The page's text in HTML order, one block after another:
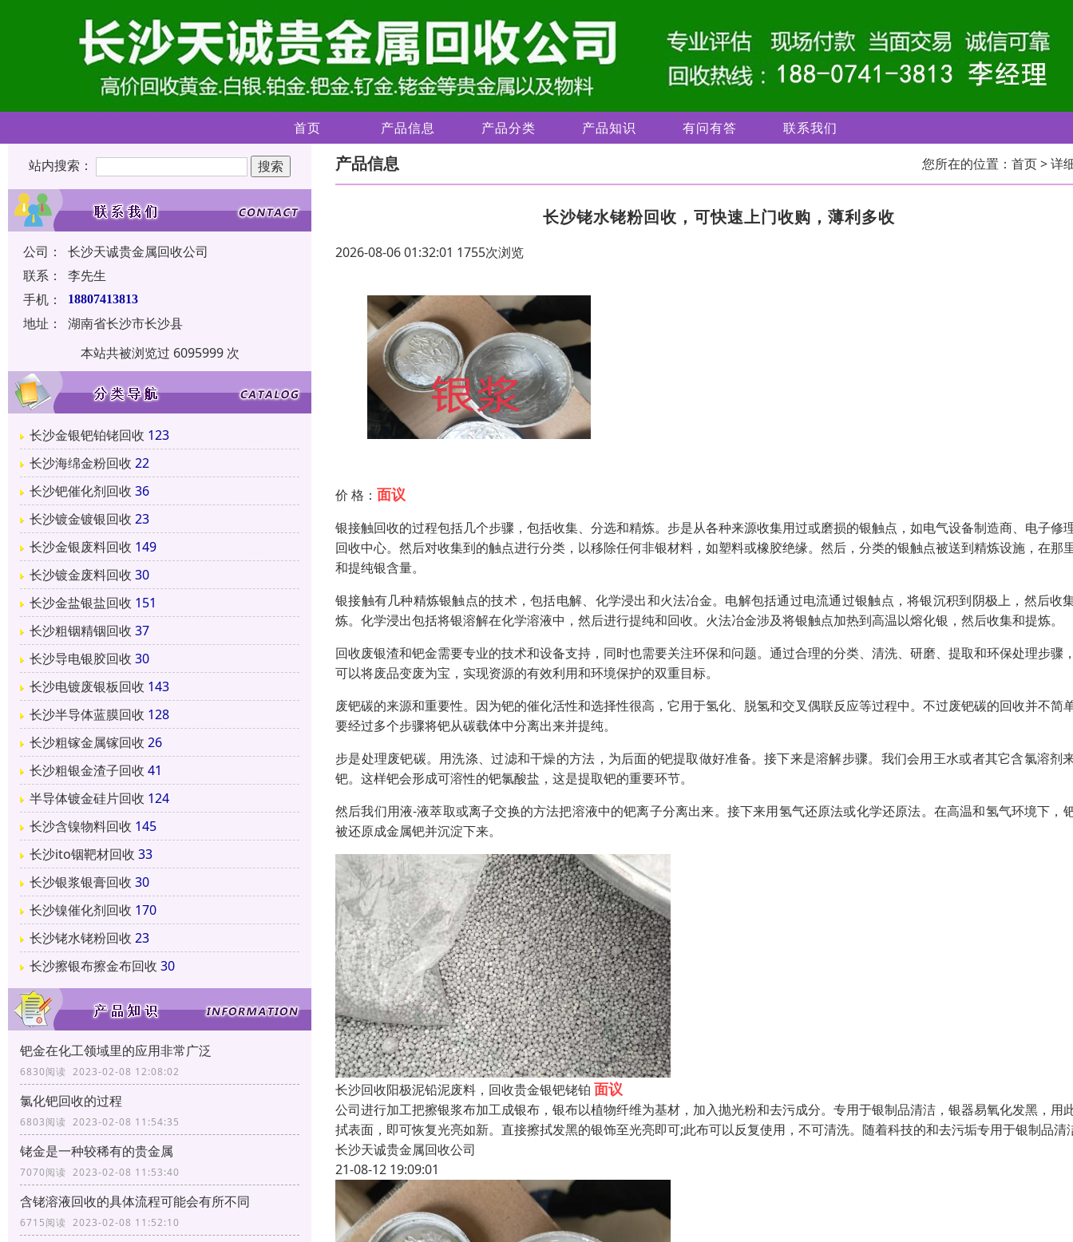
首页 产品信息 产品分类 产品知识 有问有答 联系我们
站内搜索：
公司：
长沙天诚贵金属回收公司
联系：
李先生
手机：
18807413813
地址：
湖南省长沙市长沙县
本站共被浏览过 6095999 次
长沙金银钯铂铑回收 123
长沙海绵金粉回收 22
长沙钯催化剂回收 36
长沙镀金镀银回收 23
长沙金银废料回收 149
长沙镀金废料回收 30
长沙金盐银盐回收 151
长沙粗铟精铟回收 37
长沙导电银胶回收 30
长沙电镀废银板回收 143
长沙半导体蓝膜回收 128
长沙粗镓金属镓回收 26
长沙粗银金渣子回收 41
半导体镀金硅片回收 124
长沙含镍物料回收 145
长沙ito铟靶材回收 33
长沙银浆银膏回收 30
长沙镍催化剂回收 170
长沙铑水铑粉回收 23
长沙擦银布擦金布回收 30
钯金在化工领域里的应用非常广泛
6830阅读 2023-02-08 12:08:02
氯化钯回收的过程
6803阅读 2023-02-08 11:54:35
铑金是一种较稀有的贵金属
7070阅读 2023-02-08 11:53:40
含铑溶液回收的具体流程可能会有所不同
6715阅读 2023-02-08 11:52:10
产品信息 您所在的位置： 首页> 详
长沙铑水铑粉回收，可快速上门收购，薄利多收
2026-08-06 01:32:01 1755次浏览
价 格： 面议
银接触回收的过程包括几个步骤，包括收集、分选和精炼。步是从各种来源收集用过或磨损的银触点，如电气设备制造商、电子修
回收中心。然后对收集到的触点进行分类，以移除任何非银材料，如塑料或橡胶绝缘。然后，分类的银触点被送到精炼设施，在那
和提纯银含量。
银接触有几种精炼银触点的技术，包括电解、化学浸出和火法冶金。电解包括通过电流通过银触点，将银沉积到阴极上，然后收
炼。化学浸出包括将银溶解在化学溶液中，然后进行提纯和回收。火法冶金涉及将银触点加热到高温以熔化银，然后收集和提炼。
回收废银渣和钯金需要专业的技术和设备支持，同时也需要关注环保和问题。通过合理的分类、清洗、研磨、提取和环保处理步骤
可以将废品变废为宝，实现资源的有效利用和环境保护的双重目标。
废钯碳的来源和重要性。因为钯的催化活性和选择性很高，它用于氢化、脱氢和交叉偶联反应等过程中。不过废钯碳的回收并不简
要经过多个步骤将钯从碳载体中分离出来并提纯。
步是处理废钯碳。用洗涤、过滤和干燥的方法，为后面的钯提取做好准备。接下来是溶解步骤。我们会用王水或者其它含氯溶剂
钯。这样钯会形成可溶性的钯氯酸盐，这是提取钯的重要环节。
然后我们用液-液萃取或离子交换的方法把溶液中的钯离子分离出来。接下来用氢气还原法或化学还原法。在高温和氢气环境下，
被还原成金属钯并沉淀下来。
长沙回收阳极泥铅泥废料，回收贵金银钯铑铂 面议
公司进行加工把擦银浆布加工成银布，银布以植物纤维为基材，加入抛光粉和去污成分。专用于银制品清洁，银器易氧化发黑，用
拭表面，即可恢复光亮如新。直接擦拭发黑的银饰至光亮即可;此布可以反复使用，不可清洗。随着科技的和去污垢专用于银制品清
长沙天诚贵金属回收公司
21-08-12 19:09:01